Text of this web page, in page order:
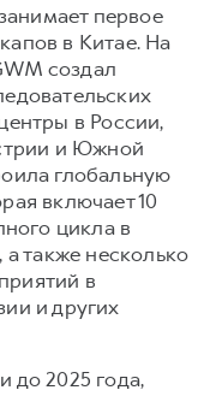
первое
в Китае. На
создал
в России,
и Южной
глобальную
включает 10
цикла в
также несколько
в
и других
до 2025 года,